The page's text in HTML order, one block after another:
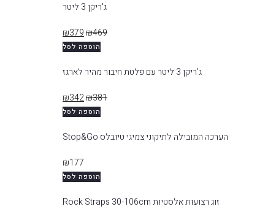
ג'ריקן 3 ליטר
הוספה לסל
ג'ריקן 3 ליטר עם פלטת חיבור מהיר לארגז
₪469
₪379
הוספה לסל
הערכה המובילה לתיקוני צמיגי טיובלס Stop&Go
₪381
₪342
הוספה לסל
זוג רצועות אלסטיות Rock Straps 30-106cm
₪177